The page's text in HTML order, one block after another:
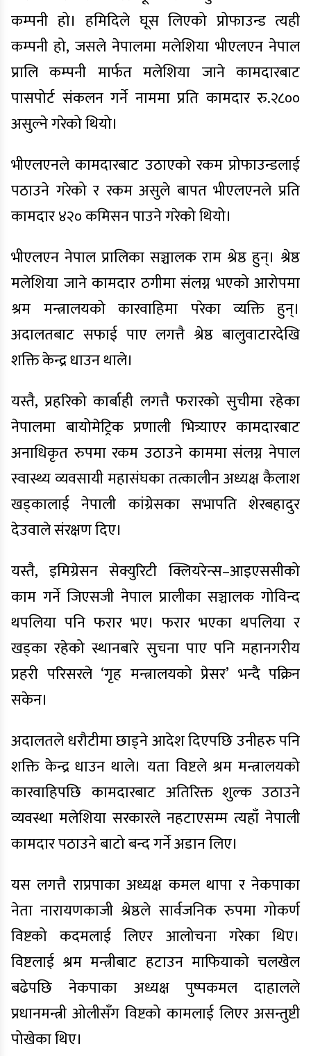
कम्पनी हो। हमिदिले घूस लिएको प्रोफाउन्ड त्यही
कम्पनी हो, जसले नेपालमा मलेशिया भीएलएन नेपाल
प्रालि कम्पनी मार्फत मलेशिया जाने कामदारबाट
पासपोर्ट संकलन गर्ने नाममा प्रति कामदार रु.२८००
असुल्ने गरेको थियो।
भीएलएनले कामदारबाट उठाएको रकम प्रोफाउन्डलाई
पठाउने गरेको र रकम असुले बापत भीएलएनले प्रति
कामदार ४२० कमिसन पाउने गरेको थियो।
भीएलएन नेपाल प्रालिका सञ्चालक राम श्रेष्ठ हुन्। श्रेष्ठ
मलेशिया जाने कामदार ठगीमा संलग्न भएको आरोपमा
श्रम मन्त्रालयको कारवाहिमा परेका व्यक्ति हुन्।
अदालतबाट सफाई पाए लगत्तै श्रेष्ठ बालुवाटारदेखि
शक्ति केन्द्र धाउन थाले।
यस्तै, प्रहरिको कार्बाही लगत्तै फरारको सुचीमा रहेका
नेपालमा बायोमेट्रिक प्रणाली भित्र्याएर कामदारबाट
अनाधिकृत रुपमा रकम उठाउने काममा संलग्न नेपाल
स्वास्थ्य व्यवसायी महासंघका तत्कालीन अध्यक्ष कैलाश
खड्कालाई नेपाली कांग्रेसका सभापति शेरबहादुर
देउवाले संरक्षण दिए।
यस्तै, इमिग्रेसन सेक्युरिटी क्लियरेन्स–आइएससीको
काम गर्ने जिएसजी नेपाल प्रालीका सञ्चालक गोविन्द
थपलिया पनि फरार भए। फरार भएका थपलिया र
खड्का रहेको स्थानबारे सुचना पाए पनि महानगरीय
प्रहरी परिसरले ‘गृह मन्त्रालयको प्रेसर’ भन्दै पक्रिन
सकेन।
अदालतले धरौटीमा छाड्ने आदेश दिएपछि उनीहरु पनि
शक्ति केन्द्र धाउन थाले। यता विष्टले श्रम मन्त्रालयको
कारवाहिपछि कामदारबाट अतिरिक्त शुल्क उठाउने
व्यवस्था मलेशिया सरकारले नहटाएसम्म त्यहाँ नेपाली
कामदार पठाउने बाटो बन्द गर्ने अडान लिए।
यस लगत्तै राप्रपाका अध्यक्ष कमल थापा र नेकपाका
नेता नारायणकाजी श्रेष्ठले सार्वजनिक रुपमा गोकर्ण
विष्टको कदमलाई लिएर आलोचना गरेका थिए।
विष्टलाई श्रम मन्त्रीबाट हटाउन माफियाको चलखेल
बढेपछि नेकपाका अध्यक्ष पुष्पकमल दाहालले
प्रधानमन्त्री ओलीसँग विष्टको कामलाई लिएर असन्तुष्टी
पोखेका थिए।